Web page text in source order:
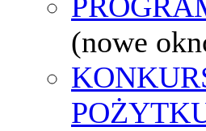
(nowe